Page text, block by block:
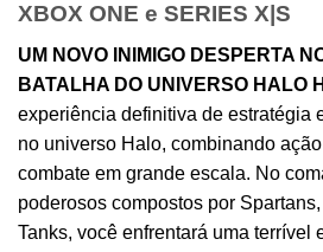
XBOX ONE e SERIES X|S
UM NOVO INIMIGO DESPERTA
BATALHA DO UNIVERSO HALO
experiência definitiva de estratégia
no universo Halo, combinando
combate em grande escala. No
poderosos compostos por
Tanks, você enfrentará uma terrível